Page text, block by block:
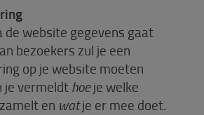
de website gegevens gaat
bezoekers zul je een
op je website moeten
je vermeldthoeje welke
en watje er mee doet.